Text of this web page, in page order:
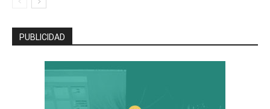
PUBLICIDAD